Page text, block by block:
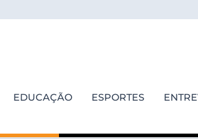
EDUCAÇÃO ESPORTES